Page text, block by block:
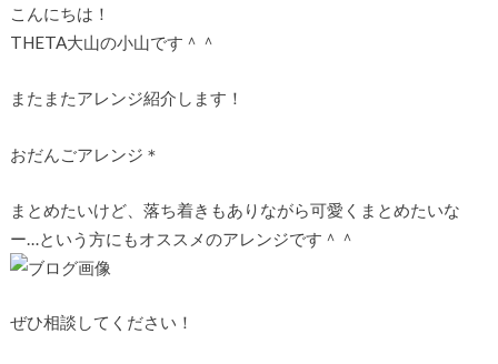
こんにちは！
THETA大山の小山です＾＾
またまたアレンジ紹介します！
おだんごアレンジ＊
まとめたいけど、落ち着きもありながら可愛くまとめたいな
ー…という方にもオススメのアレンジです＾＾
ぜひ相談してください！